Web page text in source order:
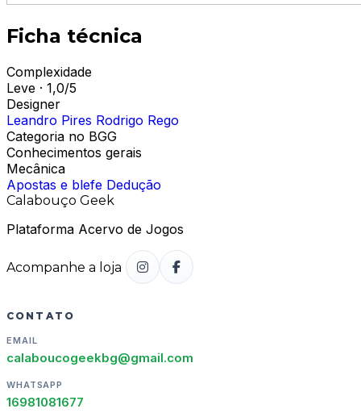
Ficha técnica
Complexidade
Leve · 1,0/5
Designer
Leandro Pires Rodrigo Rego
Categoria no BGG
Conhecimentos gerais
Mecânica
Apostas e blefe Dedução
Calabouço Geek
Plataforma Acervo de Jogos
Acompanhe a loja
CONTATO
EMAIL
calaboucogeekbg@gmail.com
WHATSAPP
16981081677